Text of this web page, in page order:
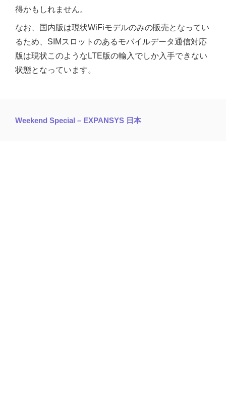
得かもしれません。
なお、国内版は現状WiFiモデルのみの販売となってい
るため、SIMスロットのあるモバイルデータ通信対応
版は現状このようなLTE版の輸入でしか入手できない
状態となっています。
Weekend Special – EXPANSYS 日本